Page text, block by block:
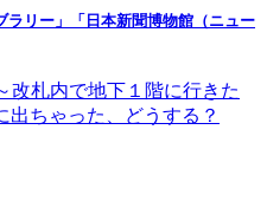
ラリー」「日本新聞博物館（ニュー